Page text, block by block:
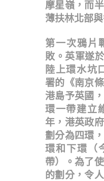
摩星嶺，而
薄扶林北部
第一次鴉片
敗。英軍遂
陸上環水坑
署的《南京
港島予英國
環一帶建立
年，港英政
劃分為四環
環和下環（
帶）。為了
的劃分，令